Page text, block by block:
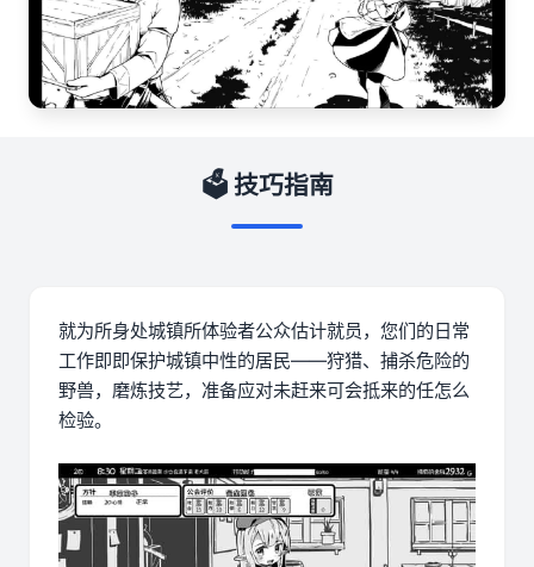
🗳️ 技巧指南
就为所身处城镇所体验者公众估计就员，您们的日常
工作即即保护城镇中性的居民——狩猎、捕杀危险的
野兽，磨炼技艺，准备应对未赶来可会抵来的任怎么
检验。